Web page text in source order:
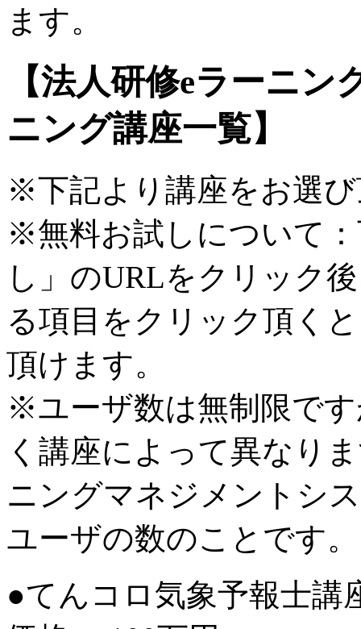
ます。
【法人研修eラーニ
ニング講座一覧】
※下記より講座をお選
※無料お試しについて
し」のURLをクリック
る項目をクリック頂く
頂けます。
※ユーザ数は無制限で
く講座によって異なり
ニングマネジメントシ
ユーザの数のことです。
●てんコロ気象予報士講